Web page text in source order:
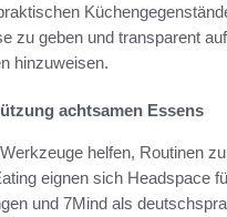
zu geben und transparent auf
hinzuweisen.
achtsamen Essens
helfen, Routinen
eignen sich Headspace
und 7Mind als